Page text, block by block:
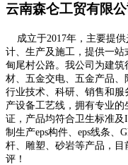
云南森仑工贸有限公
成立于2017年，主要提供
计、生产及施工，提供一
甸尾村公路。我公司为建
材、五金交电、五金产品
行业技术、科研、销售和
产设备工艺线，拥有专业
证，产品均符合卫生标准及
制生产eps构件、eps线条、
杆、雕塑、砂岩等产品，
评！